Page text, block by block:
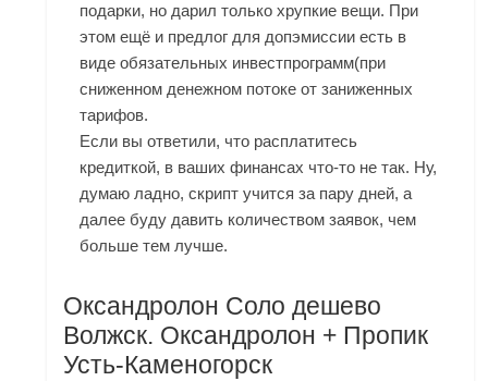
подарки, но дарил только хрупкие вещи. При
этом ещё и предлог для допэмиссии есть в
виде обязательных инвестпрограмм(при
сниженном денежном потоке от заниженных
тарифов.
Если вы ответили, что расплатитесь
кредиткой, в ваших финансах что-то не так. Ну,
думаю ладно, скрипт учится за пару дней, а
далее буду давить количеством заявок, чем
больше тем лучше.
Оксандролон Соло дешево
Волжск. Оксандролон + Пропик
Усть-Каменогорск